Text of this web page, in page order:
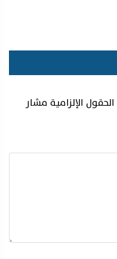
الحقول الإلزامية مشار